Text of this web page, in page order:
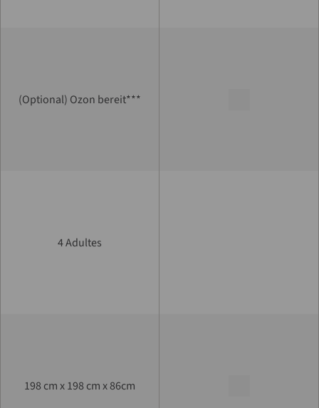
(Optional) Ozon bereit***
4 Adultes
198 cm x 198 cm x 86cm